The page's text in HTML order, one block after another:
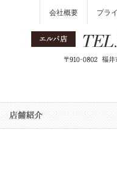
会社概要 プラ